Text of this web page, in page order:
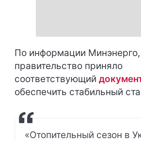
По информации Минэнерго,
правительство приняло
соответствующий
обеспечить стабильный
«Отопительный сезон в